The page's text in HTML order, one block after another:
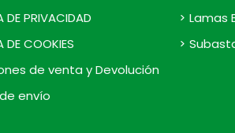
DE PRIVACIDAD
DE COOKIES
de venta y Devolución
envío
Lamas